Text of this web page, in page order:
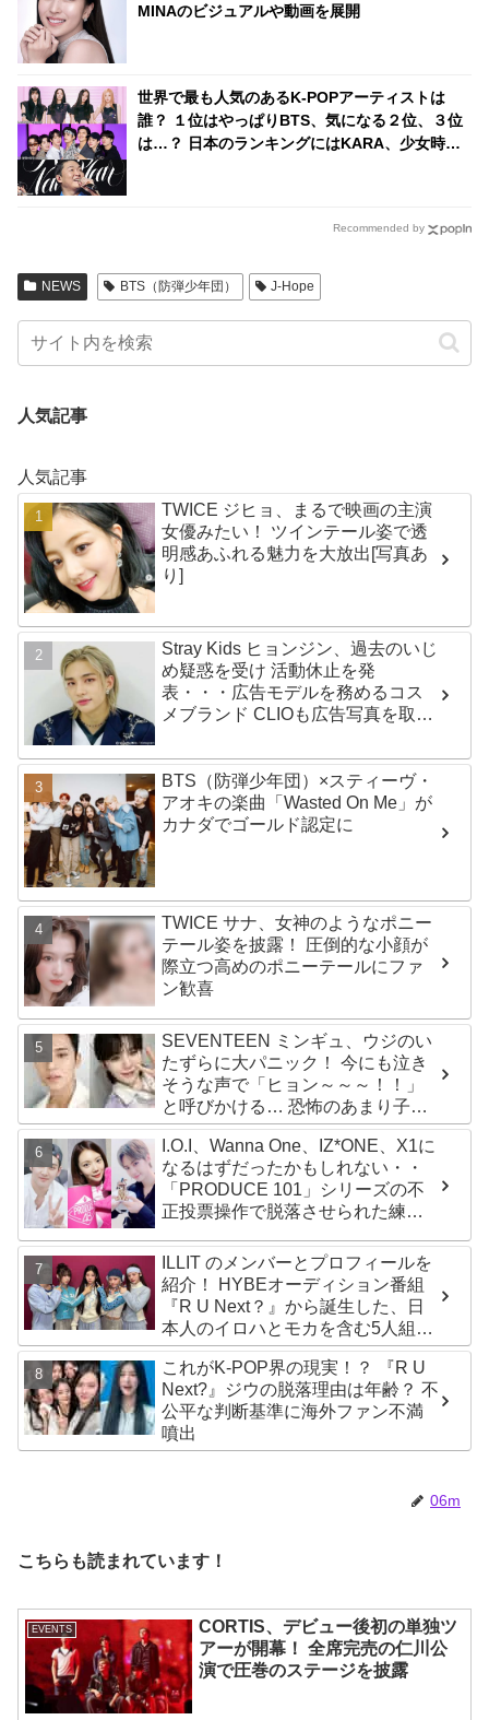
MINAのビジュアルや動画を展開
世界で最も人気のあるK-POPアーティストは
誰？ １位はやっぱりBTS、気になる２位、３位
は…？ 日本のランキングにはKARA、少女時代
Recommended by
NEWS BTS（防弾少年団） J-Hope
人気記事
人気記事
TWICE ジヒョ、まるで映画の主演
女優みたい！ ツインテール姿で透
明感あふれる魅力を大放出[写真あ
り]
Stray Kids ヒョンジン、過去のいじ
め疑惑を受け 活動休止を発
表・・・広告モデルを務めるコス
メブランド CLIOも広告写真を取り
BTS（防弾少年団）×スティーヴ・
アオキの楽曲「Wasted On Me」が
カナダでゴールド認定に
TWICE サナ、女神のようなポニー
テール姿を披露！ 圧倒的な小顔が
際立つ高めのポニーテールにファ
ン歓喜
SEVENTEEN ミンギュ、ウジのい
たずらに大パニック！ 今にも泣き
そうな声で「ヒョン～～～！！」
と呼びかける… 恐怖のあまり子供
のように駆け出す姿がかわいい
I.O.I、Wanna One、IZ*ONE、X1に
なるはずだったかもしれない・・
「PRODUCE 101」シリーズの不
正投票操作で脱落させられた練習
ILLIT のメンバーとプロフィールを
紹介！ HYBEオーディション番組
『R U Next？』から誕生した、日
本人のイロハとモカを含む5人組ガ
ールズグループ！ デビュー曲
「Magnetic」がいきなりの大ヒッ
ト
これがK-POP界の現実！？ 『R U
Next?』ジウの脱落理由は年齢？ 不
公平な判断基準に海外ファン不満
噴出
06m
こちらも読まれています！
EVENTS
CORTIS、デビュー後初の単独ツ
アーが開幕！ 全席完売の仁川公
演で圧巻のステージを披露